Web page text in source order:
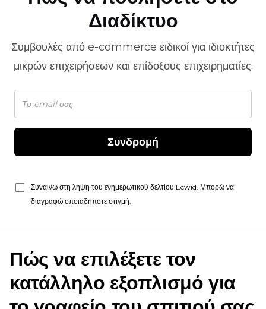
Διαδίκτυο
Συμβουλές από e-commerce ειδικοί για ιδιοκτήτες
μικρών επιχειρήσεων και επίδοξους επιχειρηματίες.
Συνδρομή
Συναινώ στη λήψη του ενημερωτικού δελτίου Ecwid. Μπορώ να
διαγραφώ οποιαδήποτε στιγμή.
Πώς να επιλέξετε τον
κατάλληλο εξοπλισμό για